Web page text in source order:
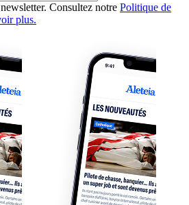
Consultez notre Politique de
plus.